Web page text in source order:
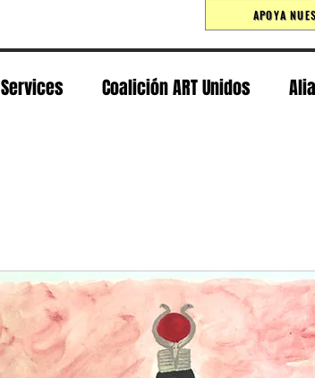
APOYA
Services Coalición ART Unidos